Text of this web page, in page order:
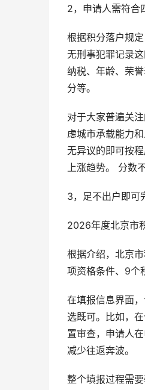
2，申请人需符合
根据积分落户规
无刑事犯罪记录
纳税、年龄、荣
分等。
对于大家普遍关
虑城市承载能力
无异议的即可按
上涨趋势。 分数
3，足不出户即可
2026年度北京市
根据介绍，北京
项资格条件、9个
在填报信息界面
选既可。比如，
置审查，申请人
减少往返奔波。
整个填报过程需